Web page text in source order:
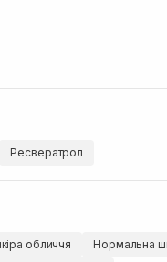
Ресвератрол
обличчя
Нормальна